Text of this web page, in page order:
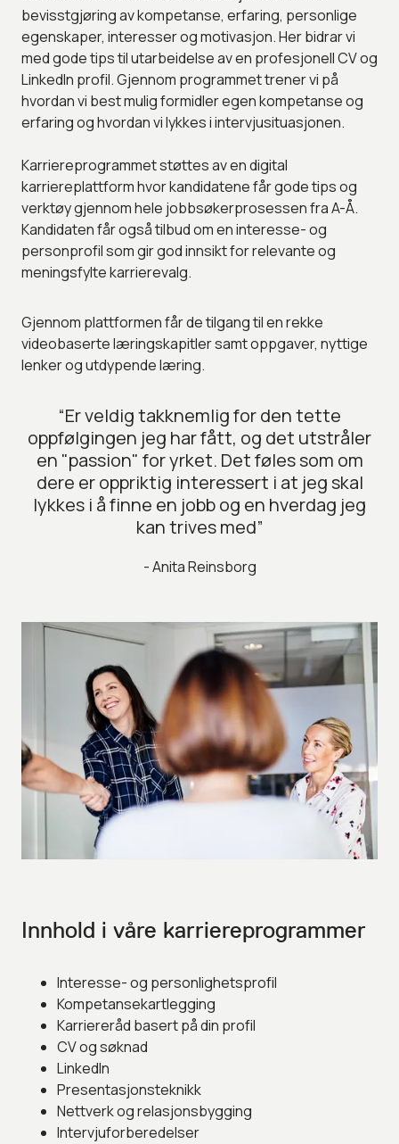
bevisstgjøring av kompetanse, erfaring, personlige
egenskaper, interesser og motivasjon. Her bidrar vi
med gode tips til utarbeidelse av en profesjonell CV og
LinkedIn profil. Gjennom programmet trener vi på
hvordan vi best mulig formidler egen kompetanse og
erfaring og hvordan vi lykkes i intervjusituasjonen.
Karriereprogrammet støttes av en digital
karriereplattform hvor kandidatene får gode tips og
verktøy gjennom hele jobbsøkerprosessen fra A-Å.
Kandidaten får også tilbud om en interesse- og
personprofil som gir god innsikt for relevante og
meningsfylte karrierevalg.
Gjennom plattformen får de tilgang til en rekke
videobaserte læringskapitler samt oppgaver, nyttige
lenker og utdypende læring.
“Er veldig takknemlig for den tette
oppfølgingen jeg har fått, og det utstråler
en "passion" for yrket. Det føles som om
dere er oppriktig interessert i at jeg skal
lykkes i å finne en jobb og en hverdag jeg
kan trives med”
- Anita Reinsborg
Innhold i våre karriereprogrammer
Interesse- og personlighetsprofil
Kompetansekartlegging
Karriereråd basert på din profil
CV og søknad
LinkedIn
Presentasjonsteknikk
Nettverk og relasjonsbygging
Intervjuforberedelser